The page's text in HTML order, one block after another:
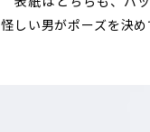
怪しい男がポーズを決